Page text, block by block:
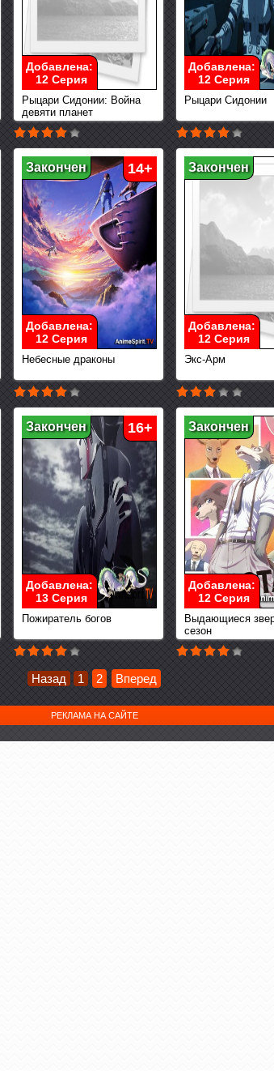
Рыцари Сидонии: Война
девяти планет
Добавлена:
12 Серия
Рыцари Сидонии
Добавлена:
12 Серия
Небесные драконы
Закончен 14+
Добавлена:
12 Серия
Экс-Арм
Закончен
Добавлена:
12 Серия
Пожиратель богов
Закончен 16+
Добавлена:
13 Серия
Выдающиеся
сезон
Закончен
Добавлена:
12 Серия
Назад 1 2 Вперед
РЕКЛАМА НА САЙТЕ